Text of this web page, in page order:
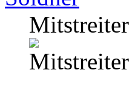
Mitstreiter